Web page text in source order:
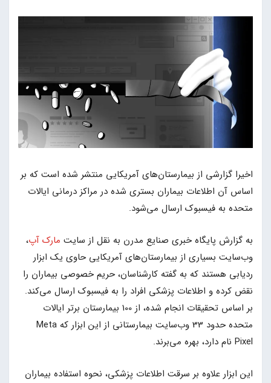
اخیرا گزارشی از بیمارستان‌های آمریکایی منتشر شده است که بر
اساس آن اطلاعات بیماران بستری شده در مراکز درمانی ایالات
متحده به فیسبوک ارسال می‌شود.
به گزارش پایگاه خبری صنایع مدرن به نقل از سایت مارک آپ،
وب‌سایت بسیاری از بیمارستان‌های آمریکایی حاوی یک ابزار
ردیابی هستند که به گفته کارشناسان، حریم خصوصی بیماران را
نقض کرده و اطلاعات پزشکی افراد را به فیسبوک ارسال می‌کند.
بر اساس تحقیقات انجام شده، از 100 بیمارستان برتر ایالات
متحده حدود 33 وب‌سایت بیمارستانی از این ابزار که Meta
Pixel نام دارد، بهره می‌برند.
این ابزار علاوه بر سرقت اطلاعات پزشکی، نحوه استفاده بیماران